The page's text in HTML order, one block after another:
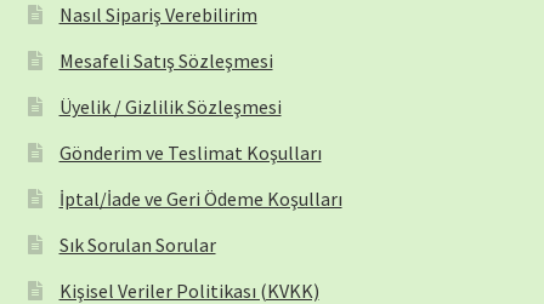
Nasıl Sipariş Verebilirim
Mesafeli Satış Sözleşmesi
Üyelik / Gizlilik Sözleşmesi
Gönderim ve Teslimat Koşulları
İptal/İade ve Geri Ödeme Koşulları
Sık Sorulan Sorular
Kişisel Veriler Politikası (KVKK)